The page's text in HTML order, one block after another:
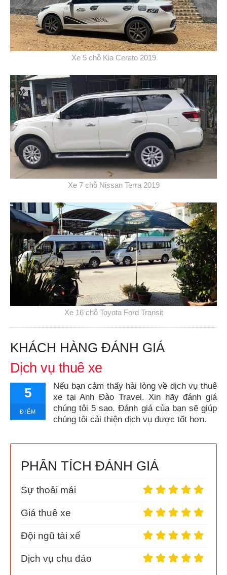
Xe 5 chỗ Kia Cerato 2019
Xe 7 chỗ Nissan Terra 2019
Xe 16 chỗ Toyota Ford Transit
KHÁCH HÀNG ĐÁNH GIÁ
Dịch vụ thuê xe
5
ĐIỂM
Nếu bạn cảm thấy hài lòng về dịch vụ thuê
xe tại Anh Đào Travel. Xin hãy đánh giá
chúng tôi 5 sao. Đánh giá của bạn sẽ giúp
chúng tôi cải thiện dịch vụ được tốt hơn.
PHÂN TÍCH ĐÁNH GIÁ
Sự thoải mái
Giá thuê xe
Đội ngũ tài xế
Dịch vụ chu đáo